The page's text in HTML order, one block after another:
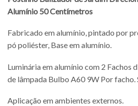
Alumínio 50 Centímetros
Fabricado em alumínio, pintado por
pó poliéster, Base em alumínio.
Luminária em alumínio com 2 Fachos
de lâmpada Bulbo A60 9W Por facho.
Aplicação em ambientes externos.